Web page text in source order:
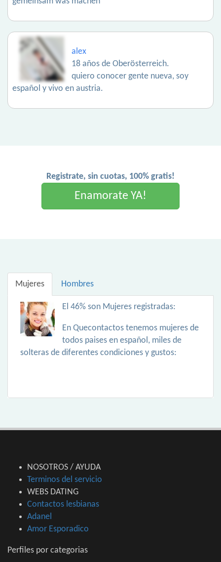
alex
18 años de Oberösterreich.
quiero conocer gente nueva, soy
español y vivo en austria.
Registrate, sin cuotas, 100% gratis!
Enamorate YA!
Mujeres Hombres
El 46% son Mujeres registradas:
En Quecontactos tenemos mujeres de
todos paises en español, miles de
solteras de diferentes condiciones y gustos:
NOSOTROS / AYUDA
Terminos del servicio
WEBS DATING
Contactos lesbianas
Adanel
Amor Esporadico
Perfiles por categorias